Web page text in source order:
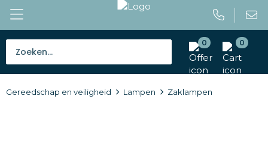
0 0
Tassen
Gereedschap en veiligheid Lampen Zaklampen